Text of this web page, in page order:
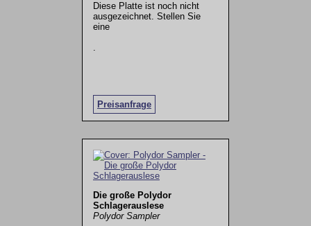
Diese Platte ist noch nicht
ausgezeichnet. Stellen Sie
eine
Preisanfrage
.
Die große Polydor
Schlagerauslese
Polydor Sampler